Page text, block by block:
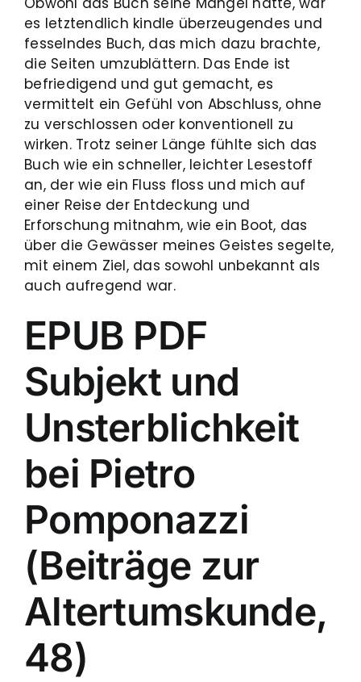
es letztendlich kindle überzeugendes und
fesselndes Buch, das mich dazu brachte,
die Seiten umzublättern. Das Ende ist
befriedigend und gut gemacht, es
vermittelt ein Gefühl von Abschluss, ohne
zu verschlossen oder konventionell zu
wirken. Trotz seiner Länge fühlte sich das
Buch wie ein schneller, leichter Lesestoff
an, der wie ein Fluss floss und mich auf
einer Reise der Entdeckung und
Erforschung mitnahm, wie ein Boot, das
über die Gewässer meines Geistes segelte,
mit einem Ziel, das sowohl unbekannt als
auch aufregend war.
EPUB PDF
Subjekt und
Unsterblichkeit
bei Pietro
Pomponazzi
(Beiträge zur
Altertumskunde,
48)